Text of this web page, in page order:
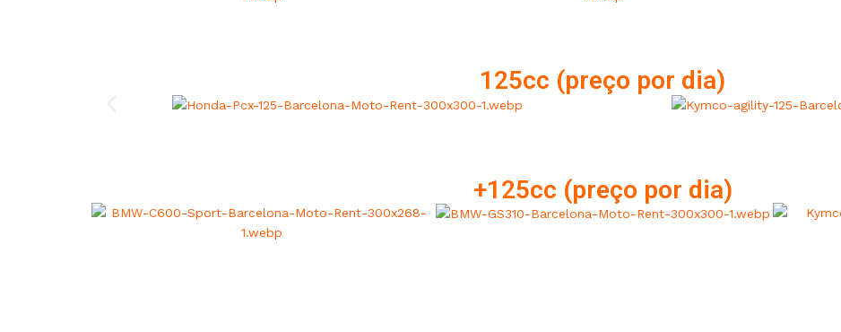
125cc (preço por dia)
+125cc (preço por dia)